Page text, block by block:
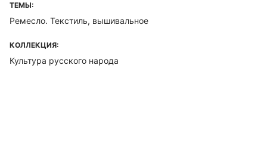
ТЕМЫ:
Ремесло. Текстиль, вышивальное
КОЛЛЕКЦИЯ:
Культура русского народа